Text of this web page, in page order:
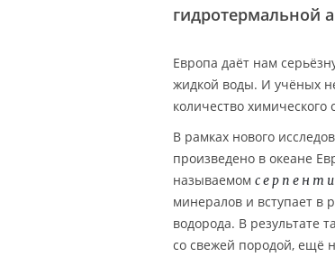
гидротермальной
Европа даёт нам
жидкой воды. И учёных
количество
В рамках нового
произведено в океане
называемом
минералов и вступает в
водорода. В результате
со свежей породой, ещё